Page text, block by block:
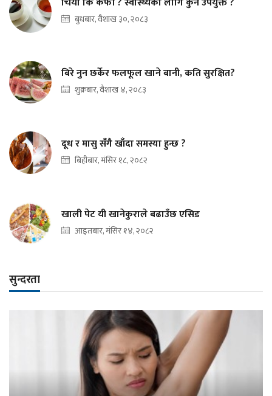
बुधबार, वैशाख ३०, २०८३
बिरे नुन छर्केर फलफूल खाने बानी, कति सुरक्षित?
शुक्रबार, वैशाख ४, २०८३
दूध र मासु सँगै खाँदा समस्या हुन्छ ?
बिहीबार, मंसिर १८, २०८२
खाली पेट यी खानेकुराले बढाउँछ एसिड
आइतबार, मंसिर १४, २०८२
सुन्दरता